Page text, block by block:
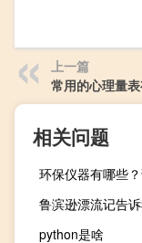
上一篇
常用的心理量
相关问题
环保仪器有哪些
鲁滨逊漂流记告
python是啥